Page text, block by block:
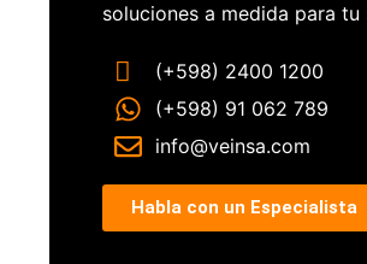
soluciones a medida para tu
(+598) 2400 1200
(+598) 91 062 789
info@veinsa.com
Habla con un Especialista